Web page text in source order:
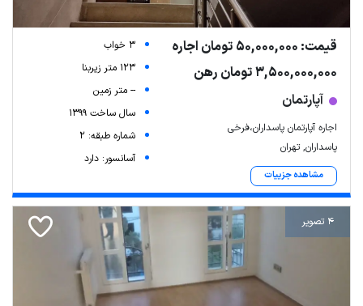
قیمت: 50,000,000 تومان اجاره
3,500,000,000 تومان رهن
آپارتمان
اجاره آپارتمان پاسداران،فرخی
پاسداران, تهران
مشاهده جزییات
3 خواب
123 متر زیربنا
-- متر زمین
سال ساخت 1399
شماره طبقه: 2
آسانسور: دارد
4 تصویر